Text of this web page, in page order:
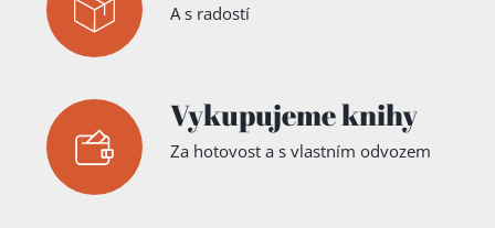
A s radostí
Vykupujeme knihy
Za hotovost a s vlastním odvozem